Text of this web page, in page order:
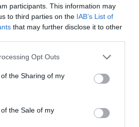
participants. This information may
to third parties on the IAB’s List of
that may further disclose it to other
app uses one or more Google
or usage behaviour. You may click to
to Google and its third-party tags to
specified purposes in below Google
Opt Outs
the Sharing of my
the Sale of my